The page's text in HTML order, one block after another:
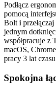
Podłącz
pomocą
Bolt i
jednym
współpracuje z
macOS,
pracy 3 lat
Spokojna